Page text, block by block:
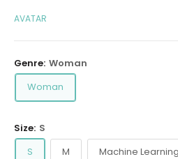
AVATAR
Genre: Woman
Woman
Size: S
S
M Machine Learning